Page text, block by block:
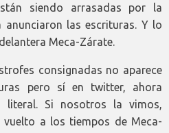
siendo arrasadas por la
anunciaron las escrituras. Y lo
Meca-Zárate.
consignadas no aparece
pero sí en twitter, ahora
literal. Si nosotros la vimos,
a los tiempos de Meca-